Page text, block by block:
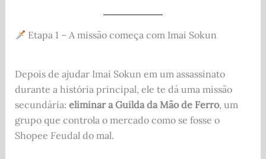
Etapa 1 – A missão começa com Imai Sokun
Depois de ajudar Imai Sokun em um assassinato
durante a história principal, ele te dá uma missão
secundária: eliminar a Guilda da Mão de Ferro, um
grupo que controla o mercado como se fosse o
Shopee Feudal do mal.